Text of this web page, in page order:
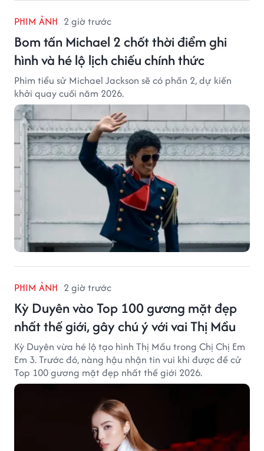
PHIM ẢNH 2 giờ trước
Bom tấn Michael 2 chốt thời điểm ghi
hình và hé lộ lịch chiếu chính thức
Phim tiểu sử Michael Jackson sẽ có phần 2, dự kiến
khởi quay cuối năm 2026.
PHIM ẢNH 2 giờ trước
Kỳ Duyên vào Top 100 gương mặt đẹp
nhất thế giới, gây chú ý với vai Thị Mầu
Kỳ Duyên vừa hé lộ tạo hình Thị Mầu trong Chị Chị Em
Em 3. Trước đó, nàng hậu nhận tin vui khi được đề cử
Top 100 gương mặt đẹp nhất thế giới 2026.